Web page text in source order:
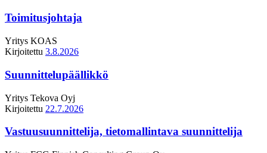
Toimitusjohtaja
Yritys KOAS
Kirjoitettu 3.8.2026
Suunnittelupäällikkö
Yritys Tekova Oyj
Kirjoitettu 22.7.2026
Vastuusuunnittelija, tietomallintava suunnittelija